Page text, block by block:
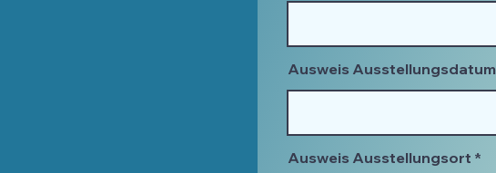
Ausweis Ausstellungsdatum
Ausweis Ausstellungsort